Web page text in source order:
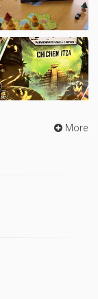
More